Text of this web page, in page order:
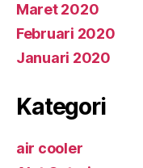
Maret 2020
Februari 2020
Januari 2020
Kategori
air cooler